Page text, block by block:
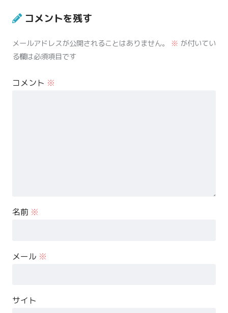
コメントを残す
メールアドレスが公開されることはありません。 ※ が付いてい
る欄は必須項目です
コメント ※
名前 ※
メール ※
サイト